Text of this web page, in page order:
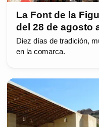
La Font de la
del 28 de agosto
Diez días de tradición,
en la comarca.